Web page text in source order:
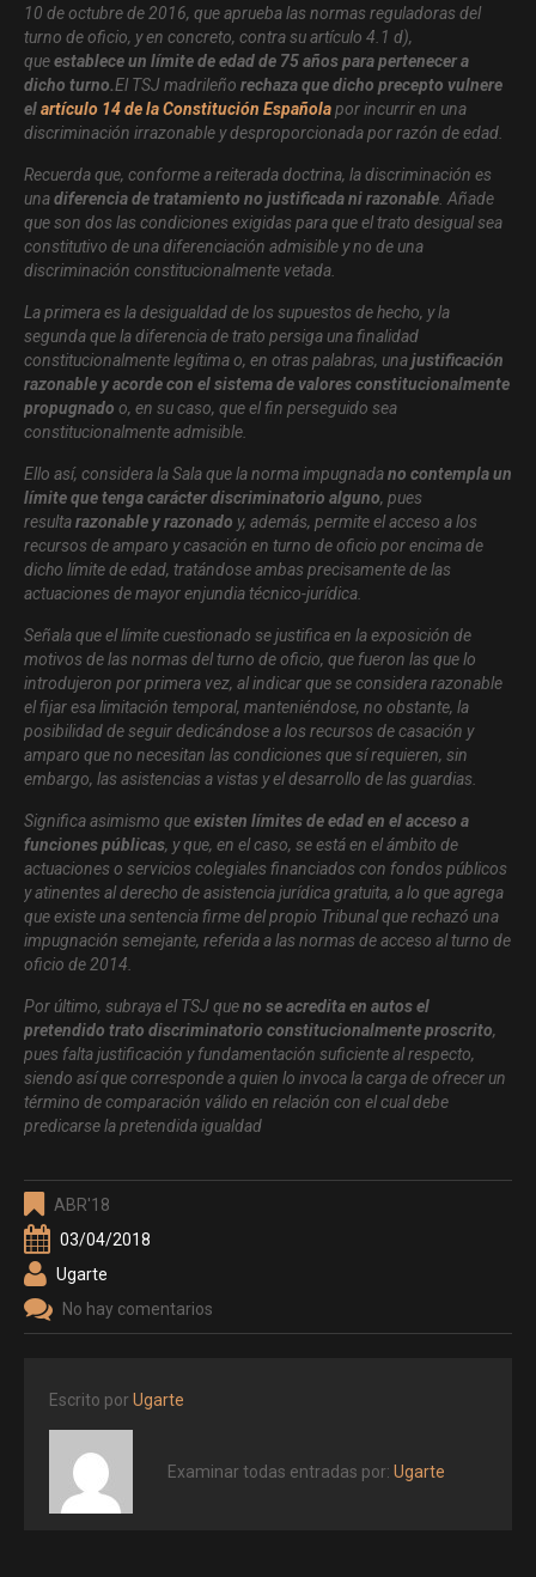
10 de octubre de 2016, que aprueba las normas reguladoras del
turno de oficio, y en concreto, contra su artículo 4.1 d),
queestablece un límite de edad de 75 años para pertenecer a
dicho turno.El TSJ madrileño rechaza que dicho precepto vulnere
elartículo 14 de la Constitución Españolapor incurrir en una
discriminación irrazonable y desproporcionada por razón de edad.
Recuerda que, conforme a reiterada doctrina, la discriminación es
unadiferencia de tratamiento no justificada ni razonable . Añade
que son dos las condiciones exigidas para que el trato desigual sea
constitutivo de una diferenciación admisible y no de una
discriminación constitucionalmente vetada.
La primera es la desigualdad de los supuestos de hecho, y la
segunda que la diferencia de trato persiga una finalidad
constitucionalmente legítima o, en otras palabras, unajustificación
razonable y acorde con el sistema de valores constitucionalmente
propugnado o, en su caso, que el fin perseguido sea
constitucionalmente admisible.
Ello así, considera la Sala que la norma impugnadano contempla un
límite que tenga carácter discriminatorio alguno, pues
resultarazonable y razonado y, además, permite el acceso a los
recursos de amparo y casación en turno de oficio por encima de
dicho límite de edad, tratándose ambas precisamente de las
actuaciones de mayor enjundia técnico-jurídica.
Señala que el límite cuestionado se justifica en la exposición de
motivos de las normas del turno de oficio, que fueron las que lo
introdujeron por primera vez, al indicar que se considera razonable
el fijar esa limitación temporal, manteniéndose, no obstante, la
posibilidad de seguir dedicándose a los recursos de casación y
amparo que no necesitan las condiciones que sí requieren, sin
embargo, las asistencias a vistas y el desarrollo de las guardias.
Significa asimismo queexisten límites de edad en el acceso a
funciones públicas, y que, en el caso, se está en el ámbito de
actuaciones o servicios colegiales financiados con fondos públicos
y atinentes al derecho de asistencia jurídica gratuita, a lo que agrega
que existe una sentencia firme del propio Tribunal que rechazó una
impugnación semejante, referida a las normas de acceso al turno de
oficio de 2014.
Por último, subraya el TSJ queno se acredita en autos el
pretendido trato discriminatorio constitucionalmente proscrito,
pues falta justificación y fundamentación suficiente al respecto,
siendo así que corresponde a quien lo invoca la carga de ofrecer un
término de comparación válido en relación con el cual debe
predicarse la pretendida igualdad
ABR'18
03/04/2018
Ugarte
No hay comentarios
Escrito por Ugarte
Examinar todas entradas por: Ugarte